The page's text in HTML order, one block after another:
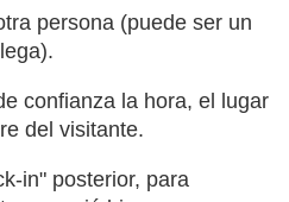
persona (puede ser un
confianza la hora, el lugar
del visitante.
in" posterior, para